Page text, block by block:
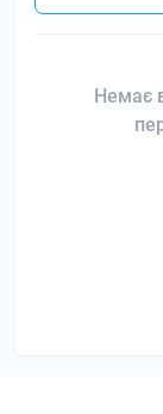
Немає